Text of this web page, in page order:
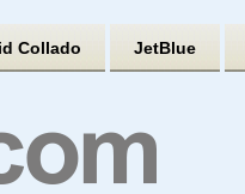
Collado JetBlue